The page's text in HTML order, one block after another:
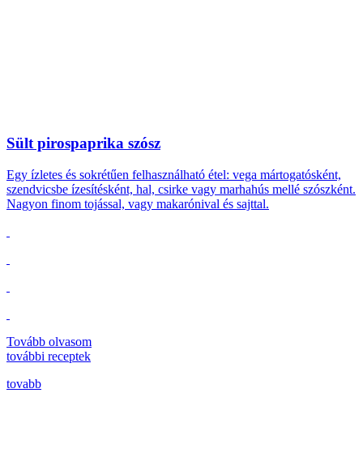
Sült pirospaprika szósz
Egy ízletes és sokrétűen felhasználható étel: vega mártogatósként,
szendvicsbe ízesítésként, hal, csirke vagy marhahús mellé szószként.
Nagyon finom tojással, vagy makarónival és sajttal.
Tovább olvasom
további receptek
tovabb